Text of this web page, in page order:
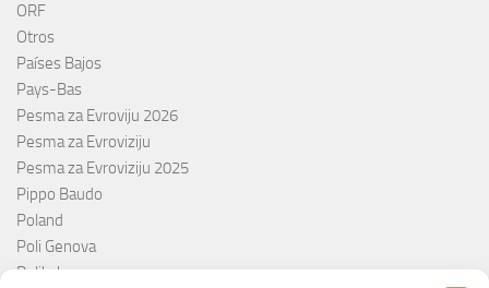
ORF
Otros
Países Bajos
Pays-Bas
Pesma za Evroviju 2026
Pesma za Evroviziju
Pesma za Evroviziju 2025
Pippo Baudo
Poland
Poli Genova
Poljkska